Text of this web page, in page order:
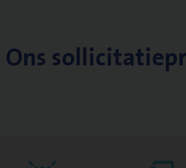
Ons